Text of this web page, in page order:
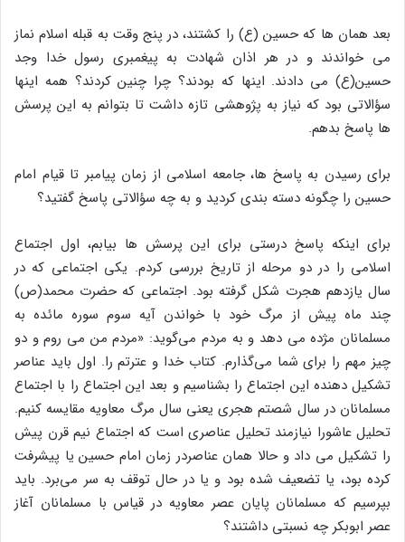
بعد همان ها که حسین (ع) را کشتند، در پنج وقت به قبله اسلام نماز
می خواندند و در هر اذان شهادت به پیغمبری رسول خدا وجد
حسین(ع) می دادند. اینها که بودند؟ چرا چنین کردند؟ همه اینها
سؤالاتی بود که نیاز به پژوهشی تازه داشت تا بتوانم به این پرسش
ها پاسخ بدهم.
برای رسیدن به پاسخ ها، جامعه اسلامی از زمان پیامبر تا قیام امام
حسین را چگونه دسته بندی کردید و به چه سؤالاتی پاسخ گفتید؟
برای اینکه پاسخ درستی برای این پرسش ها بیابم، اول اجتماع
اسلامی را در دو مرحله از تاریخ بررسی کردم. یکی اجتماعی که در
سال یازدهم هجرت شکل گرفته بود. اجتماعی که حضرت محمد(ص)
چند ماه پیش از مرگ خود با خواندن آیه سوم سوره مائده به
مسلمانان مژده می دهد و به مردم می‌گوید: «مردم من می روم و دو
چیز مهم را برای شما می‌گذارم. کتاب خدا و عترتم را. اول باید عناصر
تشکیل دهنده این اجتماع را بشناسیم و بعد این اجتماع را با اجتماع
مسلمانان در سال شصتم هجری یعنی سال مرگ معاویه مقایسه کنیم.
تحلیل عاشورا نیازمند تحلیل عناصری است که اجتماع نیم قرن پیش
را تشکیل می داد و حالا همان عناصردر زمان امام حسین یا پیشرفت
کرده بود، یا تضعیف شده بود و یا در حال توقف به سر می‌برد. باید
بپرسیم که مسلمانان پایان عصر معاویه در قیاس با مسلمانان آغاز
عصر ابوبکر چه نسبتی داشتند؟